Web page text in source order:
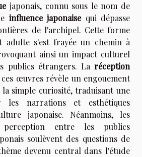
japonais, connu sous le nom de
influence japonaisequi dépasse
de l'archipel. Cette forme
adulte s'est frayée un chemin à
ainsi un impact culturel
publics étrangers. La réception
œuvres révèle un engouement
simple curiosité, traduisant une
les narrations et esthétiques
japonaise. Néanmoins, les
entre les publics
soulèvent des questions de
devenu central dans l'étude